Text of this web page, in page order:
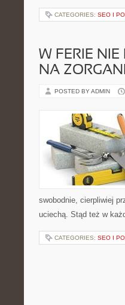
CATEGORIES: SEO I
W FERIE
NA
POSTED BY ADMIN
swobodnie, cierpliwiej
uciechą. Stąd też w
CATEGORIES: SEO I